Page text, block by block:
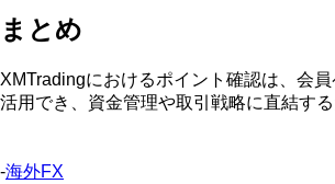
まとめ
XMTradingにおけるポイント確認は、会
活用でき、資金管理や取引戦略に直結す
-海外FX